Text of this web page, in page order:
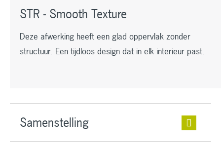
STR - Smooth Texture
Deze afwerking heeft een glad oppervlak zonder
structuur. Een tijdloos design dat in elk interieur past.
Samenstelling